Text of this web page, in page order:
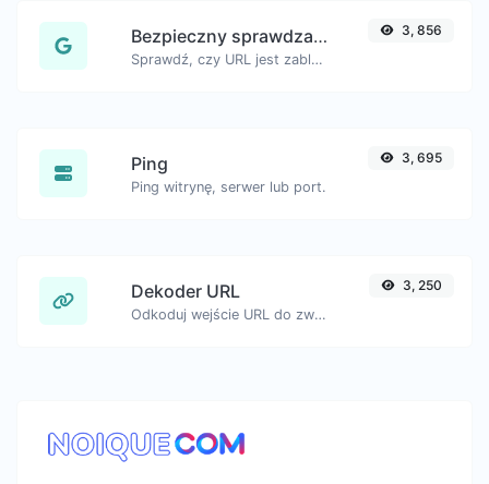
Bezpieczny sprawdzacz URL
Sprawdź, czy URL jest zablokowany i oznaczony przez Google jako bezpieczny/niebezpieczny.
3, 856
Ping
Ping witrynę, serwer lub port.
3, 695
Dekoder URL
Odkoduj wejście URL do zwykłego ciągu znaków.
3, 250